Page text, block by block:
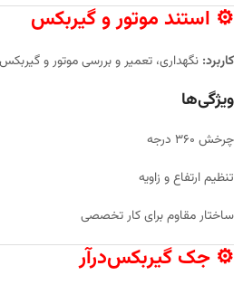
⚙️ استند موتور و گیربکس
کاربرد: نگهداری، تعمیر و بررسی موتور و
ویژگی‌ها
چرخش ۳۶۰ درجه
تنظیم ارتفاع و زاویه
ساختار مقاوم برای کار تخصصی
⚙️ جک گیربکس‌درآر